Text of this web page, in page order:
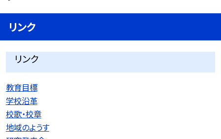
リンク
リンク
教育目標
学校沿革
校歌・校章
地域のようす